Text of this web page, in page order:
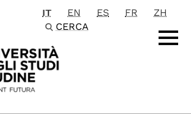
contenuto principale
IT EN ES FR
ZH
CERCA